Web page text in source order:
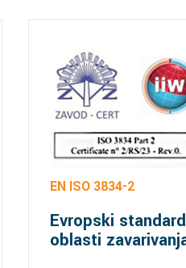
EN ISO 3834-2
Evropski
oblasti